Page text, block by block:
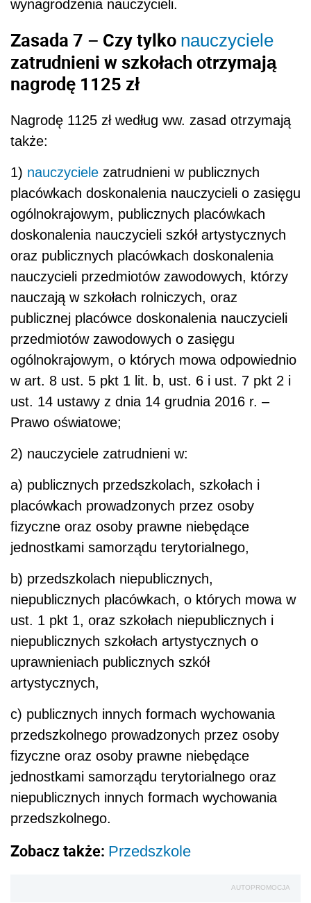
wynagrodzenia nauczycieli.
Zasada 7 – Czy tylko nauczyciele
zatrudnieni w szkołach otrzymają
nagrodę 1125 zł
Nagrodę 1125 zł według ww. zasad otrzymają
także:
1) nauczyciele zatrudnieni w publicznych
placówkach doskonalenia nauczycieli o zasięgu
ogólnokrajowym, publicznych placówkach
doskonalenia nauczycieli szkół artystycznych
oraz publicznych placówkach doskonalenia
nauczycieli przedmiotów zawodowych, którzy
nauczają w szkołach rolniczych, oraz
publicznej placówce doskonalenia nauczycieli
przedmiotów zawodowych o zasięgu
ogólnokrajowym, o których mowa odpowiednio
w art. 8 ust. 5 pkt 1 lit. b, ust. 6 i ust. 7 pkt 2 i
ust. 14 ustawy z dnia 14 grudnia 2016 r. –
Prawo oświatowe;
2) nauczyciele zatrudnieni w:
a) publicznych przedszkolach, szkołach i
placówkach prowadzonych przez osoby
fizyczne oraz osoby prawne niebędące
jednostkami samorządu terytorialnego,
b) przedszkolach niepublicznych,
niepublicznych placówkach, o których mowa w
ust. 1 pkt 1, oraz szkołach niepublicznych i
niepublicznych szkołach artystycznych o
uprawnieniach publicznych szkół
artystycznych,
c) publicznych innych formach wychowania
przedszkolnego prowadzonych przez osoby
fizyczne oraz osoby prawne niebędące
jednostkami samorządu terytorialnego oraz
niepublicznych innych formach wychowania
przedszkolnego.
Zobacz także: Przedszkole
AUTOPROMOCJA